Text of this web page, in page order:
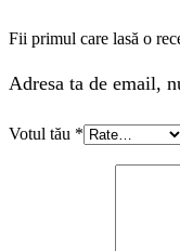
Fii primul care lasă o
Adresa ta de email,
Votul tău *